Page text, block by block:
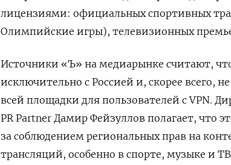
лицензиями: официальных спортивных
Олимпийские игры), телевизионных
Источники «Ъ» на медиарынке считают,
исключительно с Россией и, скорее всего,
всей площадки для пользователей с VPN.
PR Partner Дамир Фейзуллов полагает, что
за соблюдением региональных прав на
трансляций, особенно в спорте, музыке и